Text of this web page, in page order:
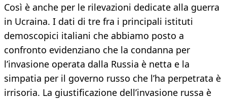
Così è anche per le rilevazioni dedicate alla guerra
in Ucraina. I dati di tre fra i principali istituti
demoscopici italiani che abbiamo posto a
confronto evidenziano che la condanna per
l’invasione operata dalla Russia è netta e la
simpatia per il governo russo che l’ha perpetrata è
irrisoria. La giustificazione dell’invasione russa è